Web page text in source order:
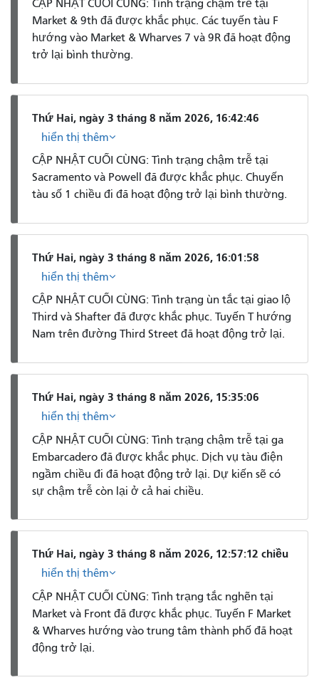
CẬP NHẬT CUỐI CÙNG: Tình trạng chậm trễ tại
Market & 9th đã được khắc phục. Các tuyến tàu F
hướng vào Market & Wharves 7 và 9R đã hoạt động
trở lại bình thường.
Thứ Hai, ngày 3 tháng 8 năm 2026, 16:42:46
hiển thị thêm
CẬP NHẬT CUỐI CÙNG: Tình trạng chậm trễ tại
Sacramento và Powell đã được khắc phục. Chuyến
tàu số 1 chiều đi đã hoạt động trở lại bình thường.
Thứ Hai, ngày 3 tháng 8 năm 2026, 16:01:58
hiển thị thêm
CẬP NHẬT CUỐI CÙNG: Tình trạng ùn tắc tại giao lộ
Third và Shafter đã được khắc phục. Tuyến T hướng
Nam trên đường Third Street đã hoạt động trở lại.
Thứ Hai, ngày 3 tháng 8 năm 2026, 15:35:06
hiển thị thêm
CẬP NHẬT CUỐI CÙNG: Tình trạng chậm trễ tại ga
Embarcadero đã được khắc phục. Dịch vụ tàu điện
ngầm chiều đi đã hoạt động trở lại. Dự kiến ​​sẽ có
sự chậm trễ còn lại ở cả hai chiều.
Thứ Hai, ngày 3 tháng 8 năm 2026, 12:57:12 chiều
hiển thị thêm
CẬP NHẬT CUỐI CÙNG: Tình trạng tắc nghẽn tại
Market và Front đã được khắc phục. Tuyến F Market
& Wharves hướng vào trung tâm thành phố đã hoạt
động trở lại.